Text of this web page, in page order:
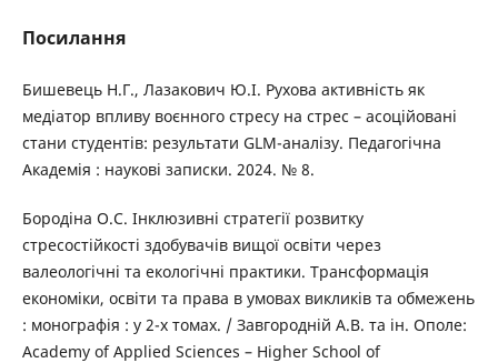
Посилання
Бишевець Н.Г., Лазакович Ю.І. Рухова активність як
медіатор впливу воєнного стресу на cтрес – асоційовані
стани студентів: результати GLM-аналізу. Педагогічна
Академія : наукові записки. 2024. № 8.
Бородіна О.С. Інклюзивні стратегії розвитку
стресостійкості здобувачів вищої освіти через
валеологічні та екологічні практики. Трансформація
економіки, освіти та права в умовах викликів та обмежень
: монографія : у 2-х томах. / Завгородній А.В. та ін. Ополе:
Academy of Applied Sciences – Higher School of